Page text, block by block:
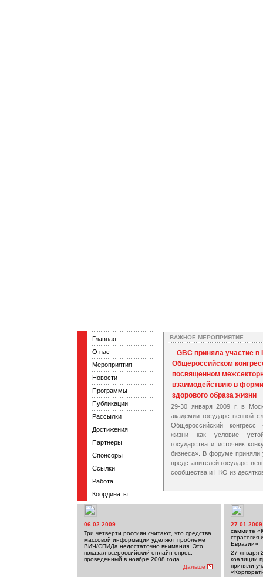
Главная
О нас
Мероприятия
Новости
Программы
Публикации
Рассылки
Достижения
Партнеры
Спонсоры
Ссылки
Работа
Координаты
ВАЖНОЕ МЕРОПРИЯТИЕ
GBC приняла участие в I
Общероссийском
посвященном
взаимодействию в
здорового образа жизни
29-30 января 2009 г. в
академии государственной
Общероссийский конгресс
жизни как условие
государства и источник
бизнеса». В форуме приняли
представителей
сообщества и НКО из
06.02.2009
Три четверти россиян считают, что средства
массовой информации уделяют проблеме
ВИЧ/СПИДа недостаточно внимания. Это
показал всероссийский онлайн-опрос,
проведенный в ноябре 2008 года.
Дальше
27.01.2009
саммите
стратегия
Евразии»
27 января
коалиции
приняли